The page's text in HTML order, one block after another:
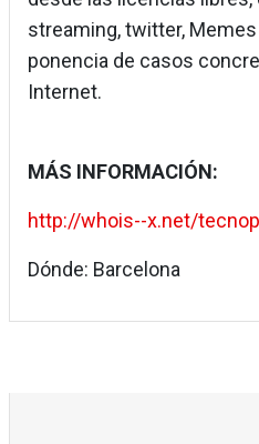
streaming, twitter, Memes
ponencia de casos
Internet.
MÁS INFORMACIÓN:
http://whois--x.net/
Dónde: Barcelona